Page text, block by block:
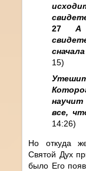
27 А
15)
все,
14:26)
Но откуда
Святой Дух
было Его